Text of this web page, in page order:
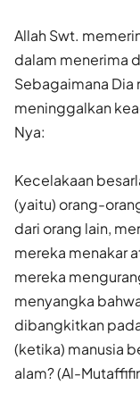
Allah Swt.
dalam menerima
Sebagaimana
meninggalkan
Nya:
Kecelakaan
(yaitu) orang-
dari orang lain,
mereka menakar
mereka
menyangka
dibangkitkan
(ketika) manusia
alam? (Al-